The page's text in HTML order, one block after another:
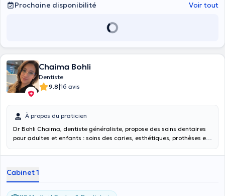
Prochaine disponibilité
Voir tout
Chaima Bohli
Dentiste
9.8|16 avis
À propos du praticien
Dr Bohli Chaima, dentiste généraliste, propose des soins dentaires
pour adultes et enfants : soins des caries, esthétiques, prothèses et
approche douce et personnalisée.
Cabinet 1